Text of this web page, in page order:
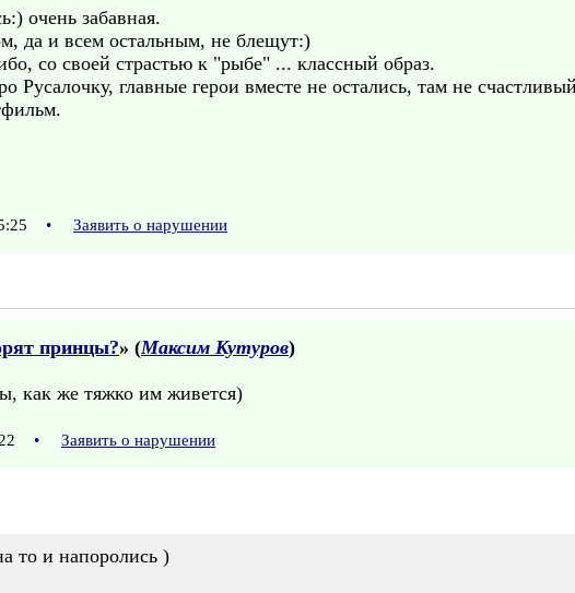
очень забавная.
да и всем остальным, не блещут:)
со своей страстью к "рыбе" ... классный образ.
Русалочку, главные герои вместе не остались, там не
• Заявить о нарушении
принцы?» (Максим Кутуров)
как же тяжко им живется)
• Заявить о нарушении
то и напоролись )